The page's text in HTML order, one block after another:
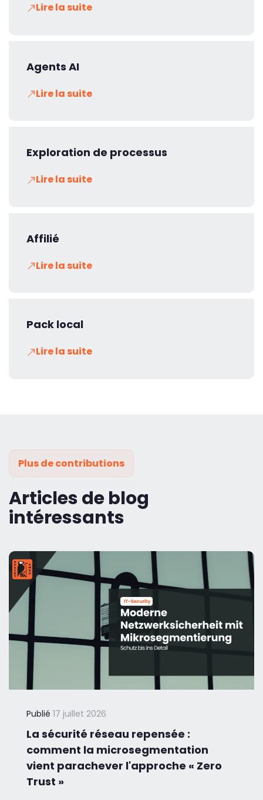
Lire la suite
Agents AI
Lire la suite
Exploration de processus
Lire la suite
Affilié
Lire la suite
Pack local
Lire la suite
Plus de contributions
Articles de blog
intéressants
Publié 17 juillet 2026
La sécurité réseau repensée :
comment la microsegmentation
vient parachever l'approche « Zero
Trust »